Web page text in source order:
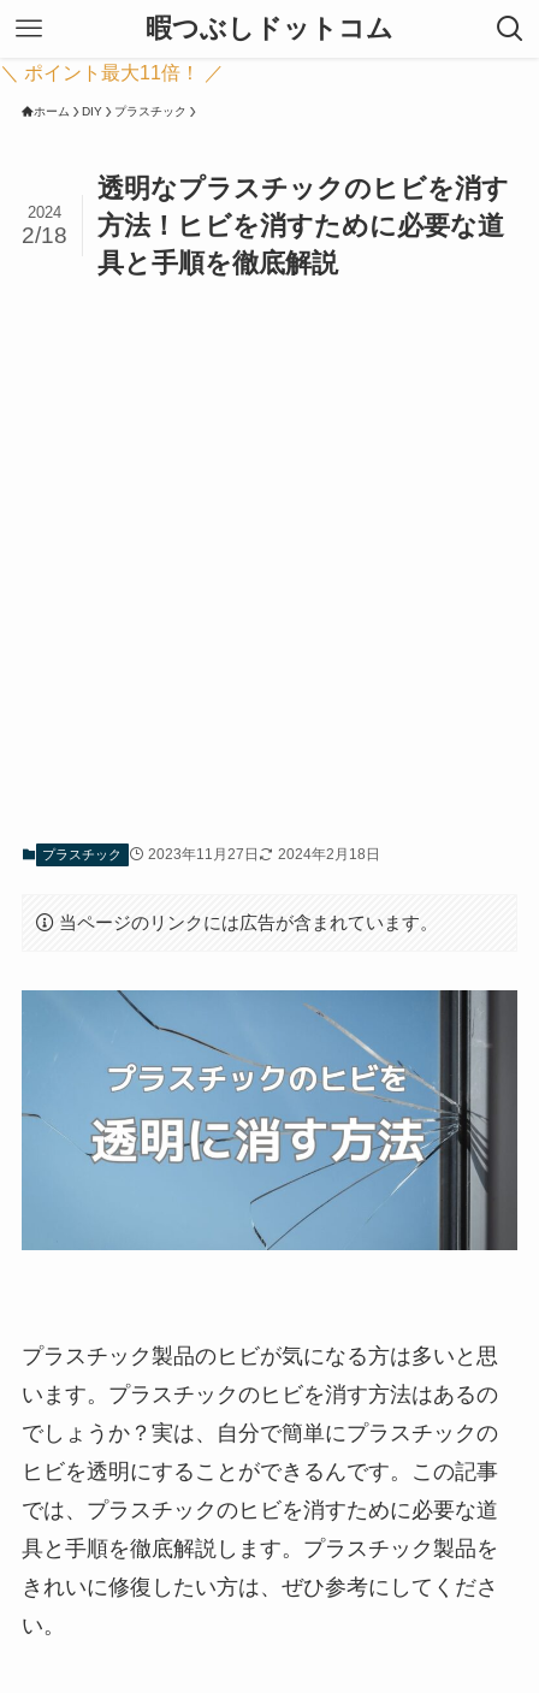
暇つぶしドットコム
＼ ポイント最大11倍！ ／
ホーム DIY プラスチック
透明なプラスチックのヒビを消す
方法！ヒビを消すために必要な道
具と手順を徹底解説
2024
2/18
プラスチック 2023年11月27日 2024年2月18日
当ページのリンクには広告が含まれています。
プラスチック製品のヒビが気になる方は多いと思
います。プラスチックのヒビを消す方法はあるの
でしょうか？実は、自分で簡単にプラスチックの
ヒビを透明にすることができるんです。この記事
では、プラスチックのヒビを消すために必要な道
具と手順を徹底解説します。プラスチック製品を
きれいに修復したい方は、ぜひ参考にしてくださ
い。